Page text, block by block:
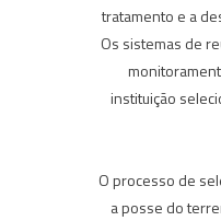
tratamento e a
Os sistemas de
instituição
O processo de
a posse do